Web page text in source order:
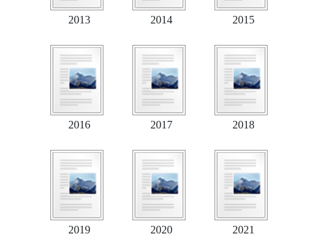
2013 2014 2015
2016 2017 2018
2019 2020 2021